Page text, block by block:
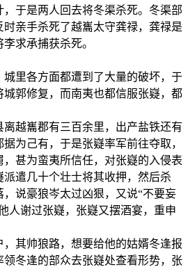
于是两人回去将冬渠杀死。冬渠部
亲手杀死了越巂太守龚禄，龚禄是
求承捕获杀死。
里各方面都遭到了大量的破坏，于
郭修复，而南夷也都信服张嶷，都
越巂郡有三百余里，出产盐铁还有
为己有，于是张嶷率军前往夺取，
甚为蛮夷所信任，对张嶷的入侵表
遣几十个壮士将其收押，然后杀
说豪狼岑太过凶狠，又说“不要妄
人谢过张嶷，张嶷又摆酒宴，重申
其帅狼路，想要给他的姑婿冬逢报
冬逢的部众去张嶷处查看形势，张